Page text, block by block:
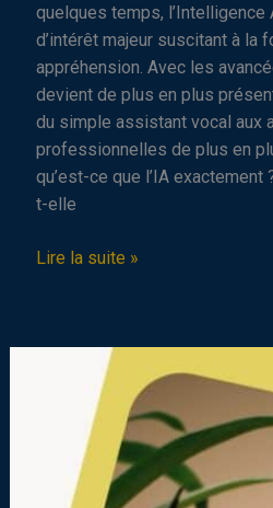
quelques temps,
d’intérêt majeur suscitant à la
appréhension. Avec les
devient de plus en plus
du simple assistant vocal aux
professionnelles de plus en
qu’est-ce que l’IA
t-elle
Comprendre
Lire la suite »